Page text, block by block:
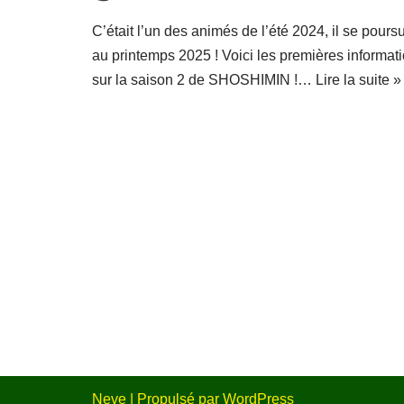
C’était l’un des animés de l’été 2024, il se
au printemps 2025 ! Voici les premières
sur la saison 2 de SHOSHIMIN !… Lire la suite »
Neve | Propulsé par WordPress